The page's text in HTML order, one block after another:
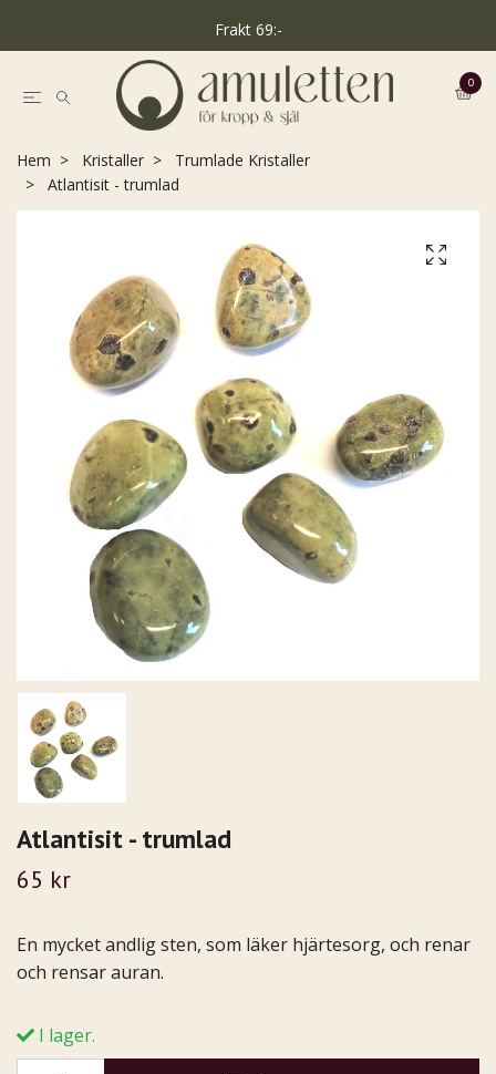
Frakt 69:-
0
Hem Kristaller
Trumlade Kristaller
Atlantisit - trumlad
Atlantisit - trumlad
65 kr
En mycket andlig sten, som läker hjärtesorg, och renar
och rensar auran.
I lager.